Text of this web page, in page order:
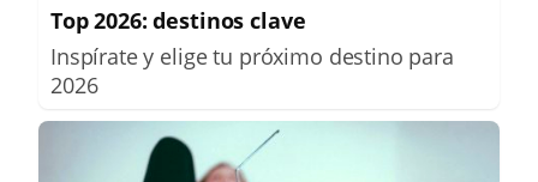
Top 2026: destinos clave
Inspírate y elige tu próximo destino para
2026